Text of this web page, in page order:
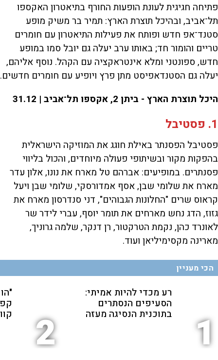
פתיחה חגיגית לעונת הופעות החורף בתיאטרון האקספו
תל־אביב, ובהיכל תוצרת הארץ: תמיר בר משיק מופע
סטנד־אפ חדש ופותח את פעילות התיאטרון עם חומרים
טריים והומור חד; באותו ערב יעלה גם יובל סמו במופע
חדש, ספונטני ומלא אינטראקציה עם הקהל. נוסף אליהם,
יעלה גם הסטנדאפיסט מתן פרץ ויופיע עם חומרים חדשים.
היכל תוצרת הארץ - ביתן 2, אקספו תל־אביב | 31.12
1. פסטיבל
פסטיבל הפסנתר באילת חוגג את המוזיקה הישראלית
בהפקות מקור ובשיתופי פעולה מיוחדים, והכול בליווי
פסנתרים. במופיעים: אברהם טל מארח את נונו, אלון עדר
מארח את שלומי שבן, אסף אמדורסקי, שלומי שבן ויעל
קראוס שרים "החלונות הגבוהים", דני סנדרסון מארח את
גזוז, הדג נחש מארחים את תומר יוסף, עברי לידר שר
לאונרד כהן, נקמת הטרקטור, רן דנקר, שלמה גרוניך,
מארינה מקסימיליאן ועוד.
הכי מעניין
1
רע מכדי להיות אמיתי:
הסעיפים הנסתרים
בתוכנית הנסיגה מעזה 2